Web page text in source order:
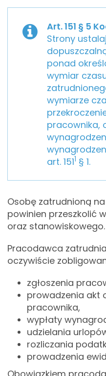
Art. 151 § 5
Strony
ponad
wymiar
wymiarze
pracownika,
art. 1511 § 1.
Osobę zatrudnioną
powinien przeszkolić
oraz stanowiskowego.
Pracodawca
oczywiście
zgłoszenia
prowadzenia akt
pracownika,
wypłaty
udzielania
rozliczania
prowadzenia